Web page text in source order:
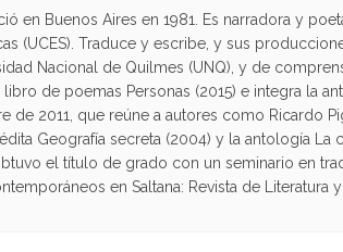
en Buenos Aires en 1981. Es narradora y
(UCES). Traduce y escribe, y sus
Nacional de Quilmes (UNQ), y de
libro de poemas Personas (2015) e integra la
de 2011, que reúne a autores como Ricardo
Geografía secreta (2004) y la antología La
el título de grado con un seminario en
en Saltana: Revista de Literatura